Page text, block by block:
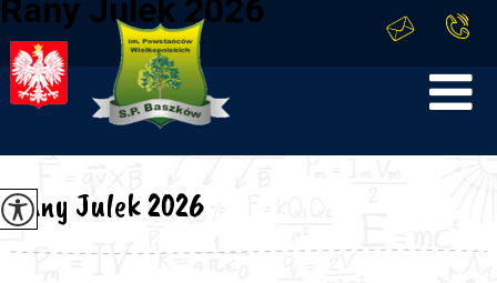
Rany Julek 2026
Rany Julek 2026